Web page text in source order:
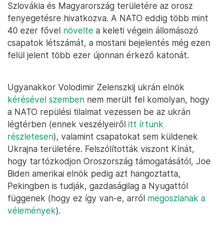
Szlovákia és Magyarország területére az orosz
fenyegetésre hivatkozva. A NATO eddig több mint
40 ezer fővel növelte a keleti végein állomásozó
csapatok létszámát, a mostani bejelentés még ezen
felül jelent több ezer újonnan érkező katonát.
Ugyanakkor Volodimir Zelenszkij ukrán elnök
kérésével szemben nem merült fel komolyan, hogy
a NATO repülési tilalmat vezessen be az ukrán
légtérben (ennek veszélyeiről itt írtunk
részletesen), valamint csapatokat sem küldenek
Ukrajna területére. Felszólították viszont Kínát,
hogy tartózkodjon Oroszország támogatásától, Joe
Biden amerikai elnök pedig azt hangoztatta,
Pekingben is tudják, gazdaságilag a Nyugattól
függenek (hogy ez így van-e, arról megoszlanak a
vélemények).